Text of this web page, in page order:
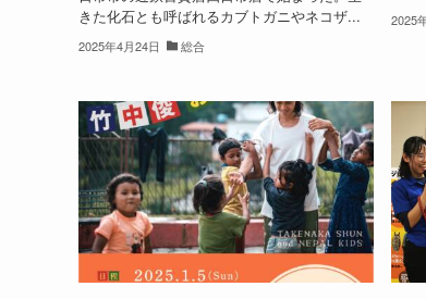
きた化石とも呼ばれるカブトガニやネコザ...
2025年4月24日 総合
2025